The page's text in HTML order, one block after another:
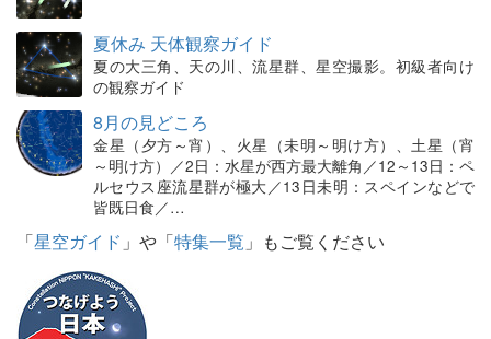
夏休み 天体観察ガイド
夏の大三角、天の川、流星群、星空撮影。初級者向け
の観察ガイド
8月の見どころ
金星（夕方～宵）、火星（未明～明け方）、土星（宵
～明け方）／2日：水星が西方最大離角／12～13日：ペ
ルセウス座流星群が極大／13日未明：スペインなどで
皆既日食／…
「星空ガイド 」や「特集一覧 」もご覧ください